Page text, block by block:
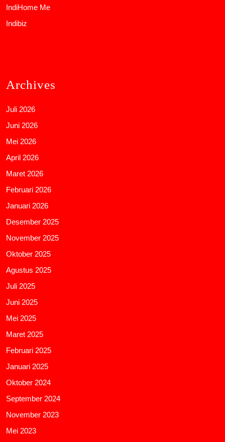
IndiHome Me
Indibiz
Archives
Juli 2026
Juni 2026
Mei 2026
April 2026
Maret 2026
Februari 2026
Januari 2026
Desember 2025
November 2025
Oktober 2025
Agustus 2025
Juli 2025
Juni 2025
Mei 2025
Maret 2025
Februari 2025
Januari 2025
Oktober 2024
September 2024
November 2023
Mei 2023